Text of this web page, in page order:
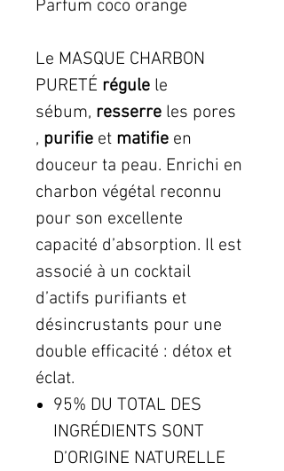
Parfum coco orange
Le MASQUE CHARBON
PURETÉ régule le
sébum, resserre les pores
, purifie et matifie en
douceur ta peau. Enrichi en
charbon végétal reconnu
pour son excellente
capacité d’absorption. Il est
associé à un cocktail
d’actifs purifiants et
désincrustants pour une
double efficacité : détox et
éclat.
95% DU TOTAL DES
INGRÉDIENTS SONT
D’ORIGINE NATURELLE